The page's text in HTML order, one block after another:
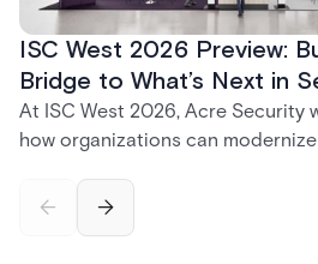
ISC West 2026 Preview:
Bridge to What’s Next in
At ISC West 2026, Acre Security
how organizations can
the unified One Acre ecosystem,
creates a practical path between